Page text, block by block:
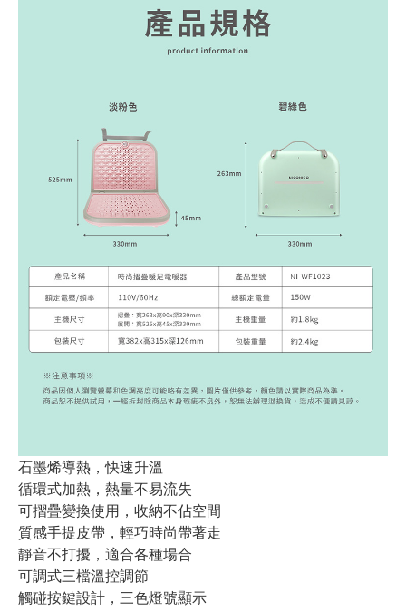
石墨烯導熱，快速升溫
循環式加熱，熱量不易流失
可摺疊變換使用，收納不佔空間
質感手提皮帶，輕巧時尚帶著走
靜音不打擾，適合各種場合
可調式三檔溫控調節
觸碰按鍵設計，三色燈號顯示